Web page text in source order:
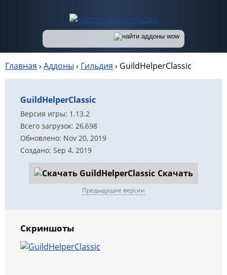
Главная › Аддоны › Гильдия › GuildHelperClassic
GuildHelperClassic
Версия игры: 1.13.2
Всего загрузок: 26,698
Обновлено: Nov 20, 2019
Создано: Sep 4, 2019
Скачать
Предыдущие версии
Скриншоты